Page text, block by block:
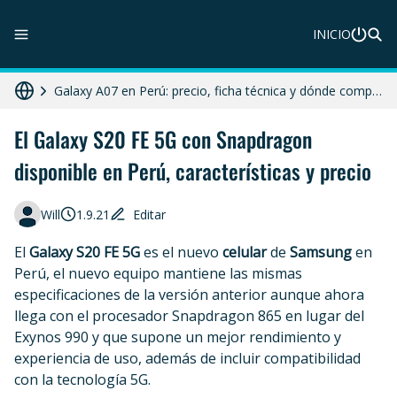
INICIO
Galaxy A07 en Perú: precio, ficha técnica y dónde comprar
El Galaxy S20 FE 5G con Snapdragon
disponible en Perú, características y precio
Will 1.9.21 Editar
El Galaxy S20 FE 5Ges el nuevo celularde Samsungen
Perú, el nuevo equipo mantiene las mismas
especificaciones de la versión anterior aunque ahora
llega con el procesador Snapdragon 865 en lugar del
Exynos 990 y que supone un mejor rendimiento y
experiencia de uso, además de incluir compatibilidad
con la tecnología 5G.